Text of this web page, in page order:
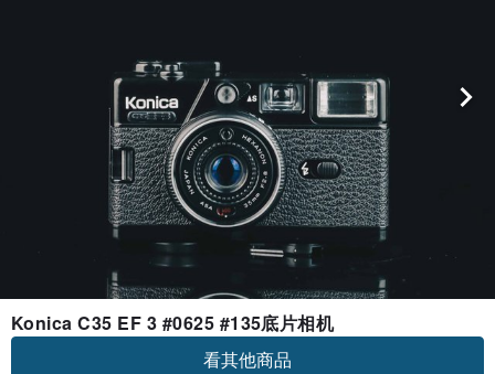
Konica C35 EF 3 #0625 #135底片相机
看其他商品